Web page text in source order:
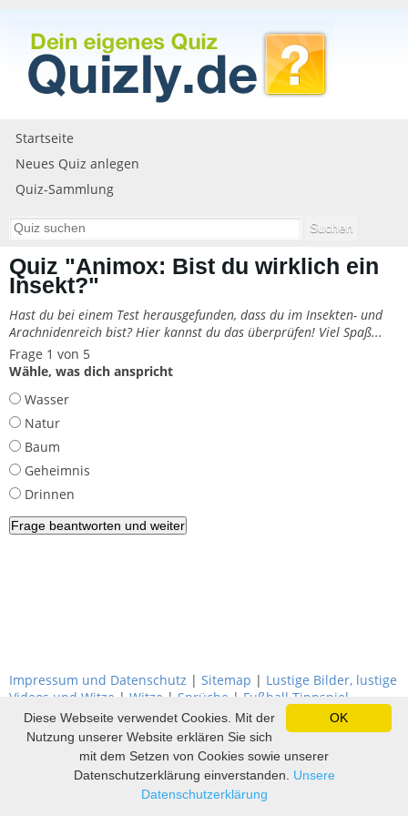
Startseite
Neues Quiz anlegen
Quiz-Sammlung
Quiz "Animox: Bist du wirklich ein
Insekt?"
Hast du bei einem Test herausgefunden, dass du im Insekten- und
Arachnidenreich bist? Hier kannst du das überprüfen! Viel Spaß...
Frage 1 von 5
Wähle, was dich anspricht
Wasser
Natur
Baum
Geheimnis
Drinnen
Impressum und Datenschutz | Sitemap | Lustige Bilder, lustige
Videos und Witze | Witze | Sprüche | Fußball Tippspiel
OK
Diese Webseite verwendet Cookies. Mit der
Nutzung unserer Website erklären Sie sich
mit dem Setzen von Cookies sowie unserer
Datenschutzerklärung einverstanden. Unsere
Datenschutzerklärung